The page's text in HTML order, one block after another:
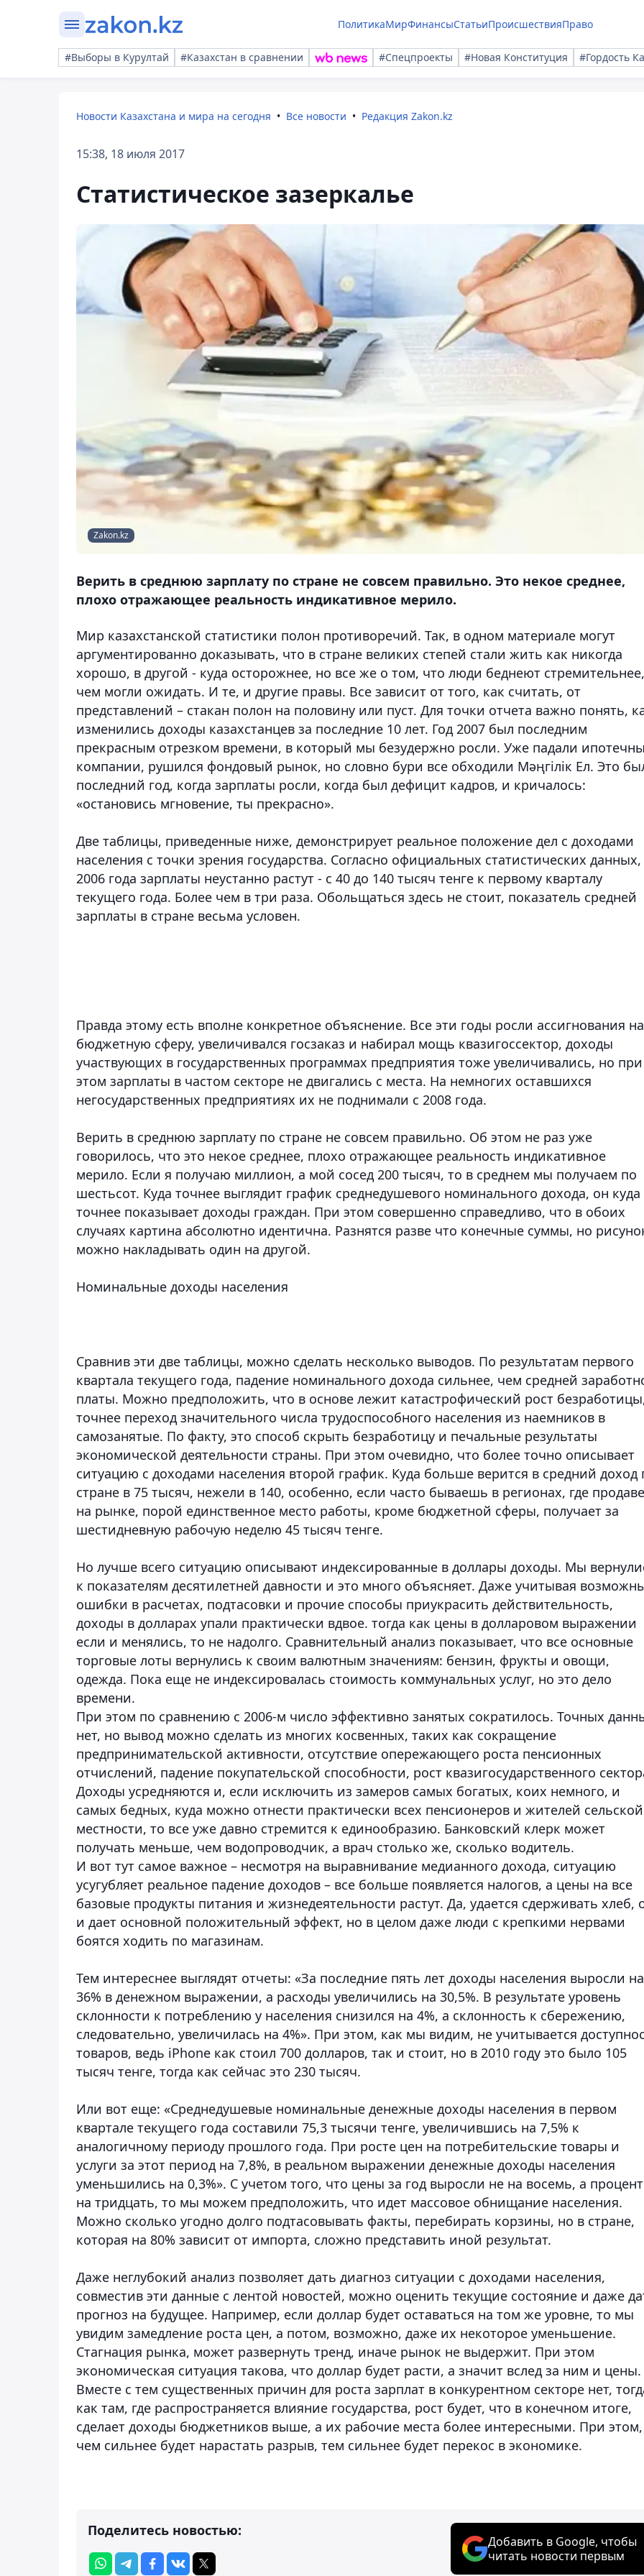
ПолитикаМирФинансыСтатьиПроисшествияПраво
#Выборы в Курултай #Казахстан в сравнении #Спецпроекты #Новая Конституция #Гордость
Новости Казахстана и мира на сегодня Все новости Редакция Zakon.kz
15:38, 18 июля 2017
Статистическое зазеркалье
Zakon.kz
Верить в среднюю зарплату по стране не совсем правильно. Это некое среднее,
плохо отражающее реальность индикативное мерило.
Мир казахстанской статистики полон противоречий. Так, в одном материале могут
аргументированно доказывать, что в стране великих степей стали жить как никогда
хорошо, в другой - куда осторожнее, но все же о том, что люди беднеют стремительнее,
чем могли ожидать. И те, и другие правы. Все зависит от того, как считать, от
представлений – стакан полон на половину или пуст. Для точки отчета важно понять,
изменились доходы казахстанцев за последние 10 лет. Год 2007 был последним
прекрасным отрезком времени, в который мы безудержно росли. Уже падали
компании, рушился фондовый рынок, но словно бури все обходили Мәңгілік Ел. Это
последний год, когда зарплаты росли, когда был дефицит кадров, и кричалось:
«остановись мгновение, ты прекрасно».
Две таблицы, приведенные ниже, демонстрирует реальное положение дел с доходами
населения с точки зрения государства. Согласно официальных статистических данных,
2006 года зарплаты неустанно растут - с 40 до 140 тысяч тенге к первому кварталу
текущего года. Более чем в три раза. Обольщаться здесь не стоит, показатель средней
зарплаты в стране весьма условен.
Правда этому есть вполне конкретное объяснение. Все эти годы росли ассигнования на
бюджетную сферу, увеличивался госзаказ и набирал мощь квазигоссектор, доходы
участвующих в государственных программах предприятия тоже увеличивались, но при
этом зарплаты в частом секторе не двигались с места. На немногих оставшихся
негосударственных предприятиях их не поднимали с 2008 года.
Верить в среднюю зарплату по стране не совсем правильно. Об этом не раз уже
говорилось, что это некое среднее, плохо отражающее реальность индикативное
мерило. Если я получаю миллион, а мой сосед 200 тысяч, то в среднем мы получаем по
шестьсот. Куда точнее выглядит график среднедушевого номинального дохода, он куда
точнее показывает доходы граждан. При этом совершенно справедливо, что в обоих
случаях картина абсолютно идентична. Разнятся разве что конечные суммы, но
можно накладывать один на другой.
Номинальные доходы населения
Сравнив эти две таблицы, можно сделать несколько выводов. По результатам первого
квартала текущего года, падение номинального дохода сильнее, чем средней
платы. Можно предположить, что в основе лежит катастрофический рост
точнее переход значительного числа трудоспособного населения из наемников в
самозанятые. По факту, это способ скрыть безработицу и печальные результаты
экономической деятельности страны. При этом очевидно, что более точно описывает
ситуацию с доходами населения второй график. Куда больше верится в средний доход
стране в 75 тысяч, нежели в 140, особенно, если часто бываешь в регионах, где
на рынке, порой единственное место работы, кроме бюджетной сферы, получает за
шестидневную рабочую неделю 45 тысяч тенге.
Но лучше всего ситуацию описывают индексированные в доллары доходы. Мы
к показателям десятилетней давности и это много объясняет. Даже учитывая
ошибки в расчетах, подтасовки и прочие способы приукрасить действительность,
доходы в долларах упали практически вдвое. тогда как цены в долларовом выражении
если и менялись, то не надолго. Сравнительный анализ показывает, что все основные
торговые лоты вернулись к своим валютным значениям: бензин, фрукты и овощи,
одежда. Пока еще не индексировалась стоимость коммунальных услуг, но это дело
времени.
При этом по сравнению с 2006-м число эффективно занятых сократилось. Точных
нет, но вывод можно сделать из многих косвенных, таких как сокращение
предпринимательской активности, отсутствие опережающего роста пенсионных
отчислений, падение покупательской способности, рост квазигосударственного
Доходы усредняются и, если исключить из замеров самых богатых, коих немного, и
самых бедных, куда можно отнести практически всех пенсионеров и жителей сельской
местности, то все уже давно стремится к единообразию. Банковский клерк может
получать меньше, чем водопроводчик, а врач столько же, сколько водитель.
И вот тут самое важное – несмотря на выравнивание медианного дохода, ситуацию
усугубляет реальное падение доходов – все больше появляется налогов, а цены на все
базовые продукты питания и жизнедеятельности растут. Да, удается сдерживать хлеб,
и дает основной положительный эффект, но в целом даже люди с крепкими нервами
боятся ходить по магазинам.
Тем интереснее выглядят отчеты: «За последние пять лет доходы населения выросли на
36% в денежном выражении, а расходы увеличились на 30,5%. В результате уровень
склонности к потреблению у населения снизился на 4%, а склонность к сбережению,
следовательно, увеличилась на 4%». При этом, как мы видим, не учитывается
товаров, ведь iPhone как стоил 700 долларов, так и стоит, но в 2010 году это было 105
тысяч тенге, тогда как сейчас это 230 тысяч.
Или вот еще: «Среднедушевые номинальные денежные доходы населения в первом
квартале текущего года составили 75,3 тысячи тенге, увеличившись на 7,5% к
аналогичному периоду прошлого года. При росте цен на потребительские товары и
услуги за этот период на 7,8%, в реальном выражении денежные доходы населения
уменьшились на 0,3%». С учетом того, что цены за год выросли не на восемь, а
на тридцать, то мы можем предположить, что идет массовое обнищание населения.
Можно сколько угодно долго подтасовывать факты, перебирать корзины, но в стране,
которая на 80% зависит от импорта, сложно представить иной результат.
Даже неглубокий анализ позволяет дать диагноз ситуации с доходами населения,
совместив эти данные с лентой новостей, можно оценить текущие состояние и даже
прогноз на будущее. Например, если доллар будет оставаться на том же уровне, то мы
увидим замедление роста цен, а потом, возможно, даже их некоторое уменьшение.
Стагнация рынка, может развернуть тренд, иначе рынок не выдержит. При этом
экономическая ситуация такова, что доллар будет расти, а значит вслед за ним и цены.
Вместе с тем существенных причин для роста зарплат в конкурентном секторе нет,
как там, где распространяется влияние государства, рост будет, что в конечном итоге,
сделает доходы бюджетников выше, а их рабочие места более интересными. При этом,
чем сильнее будет нарастать разрыв, тем сильнее будет перекос в экономике.
Поделитесь новостью:
Добавить в Google, чтобы
читать новости первым